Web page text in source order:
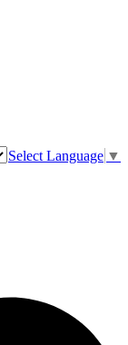
Select Language ▼